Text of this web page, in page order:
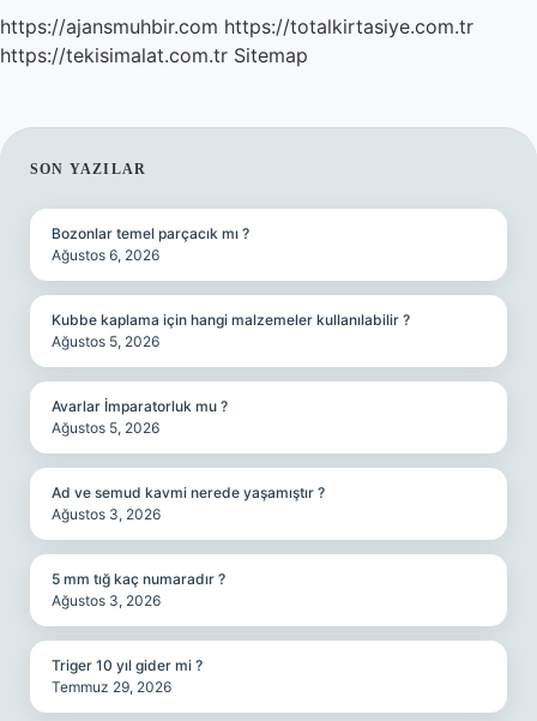
https://ajansmuhbir.com https://totalkirtasiye.com.tr
https://tekisimalat.com.tr Sitemap
SIDEBAR
SON YAZILAR
Bozonlar temel parçacık mı ?
Ağustos 6, 2026
Kubbe kaplama için hangi malzemeler kullanılabilir ?
Ağustos 5, 2026
Avarlar İmparatorluk mu ?
Ağustos 5, 2026
Ad ve semud kavmi nerede yaşamıştır ?
Ağustos 3, 2026
5 mm tığ kaç numaradır ?
Ağustos 3, 2026
Triger 10 yıl gider mi ?
Temmuz 29, 2026